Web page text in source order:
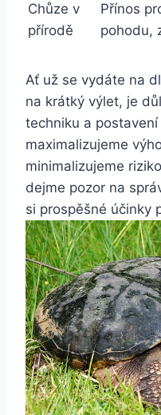
Chůze v
přírodě
Přínos
pohodu,
Ať už se vydáte na
na krátký výlet, je
techniku a
maximalizujeme
minimalizujeme
dejme pozor na
si prospěšné účinky